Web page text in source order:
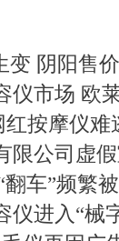
变 阴阳售
仪市场 欧
按摩仪难
限公司虚
车”频繁
仪进入“械